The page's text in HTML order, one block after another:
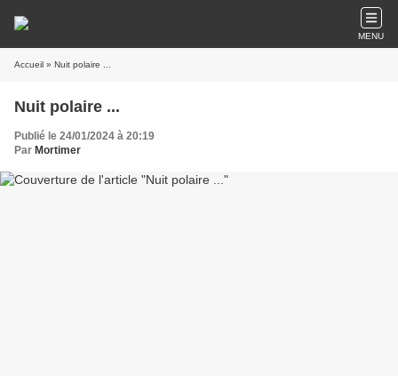
MENU
Accueil » Nuit polaire ...
Nuit polaire ...
Publié le 24/01/2024 à 20:19
Par Mortimer